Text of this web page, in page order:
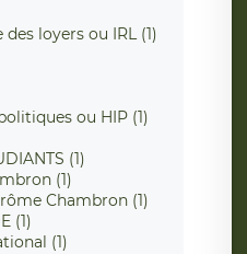
loyers ou IRL (1)
ou HIP (1)
(1)
(1)
Chambron (1)
(1)
(1)